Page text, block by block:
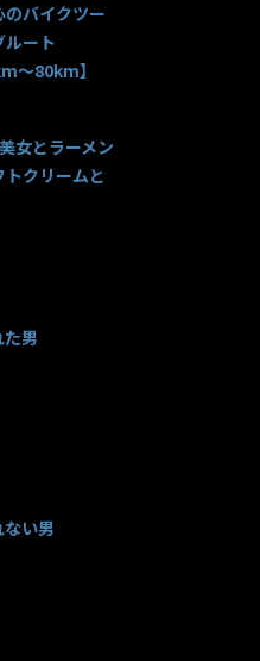
のバイクツー
ルート
〜80km】
女とラーメン
トクリームと
た男
い男